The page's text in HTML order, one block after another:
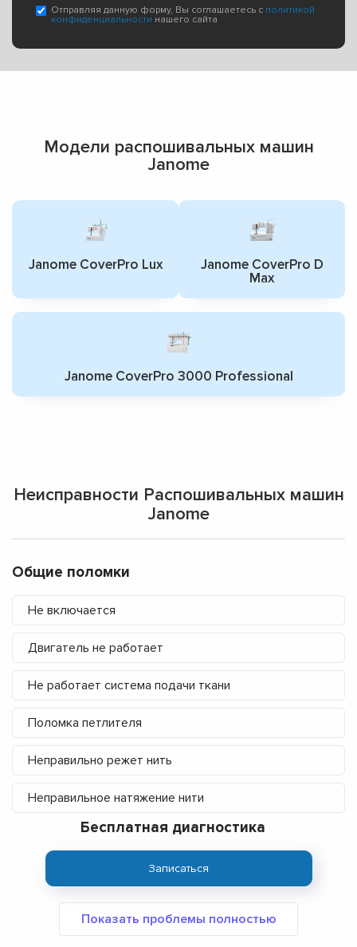
Отправляя данную форму, Вы соглашаетесь с политикой
конфиденциальности нашего сайта
Модели распошивальных машин
Janome
Janome CoverPro Lux
Janome CoverPro D
Max
Janome CoverPro 3000 Professional
Неисправности Распошивальных машин
Janome
Общие поломки
Не включается
Двигатель не работает
Не работает система подачи ткани
Поломка петлителя
Неправильно режет нить
Неправильное натяжение нити
Бесплатная диагностика
Записаться